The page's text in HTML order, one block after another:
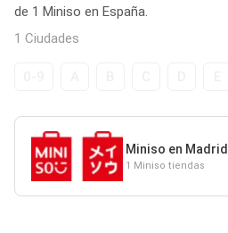
de 1 Miniso en España.
1 Ciudades
Miniso en Madrid
1 Miniso tiendas